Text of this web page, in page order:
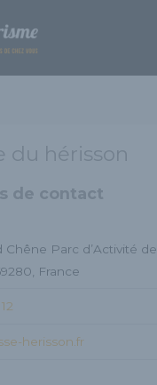
du hérisson
de contact
Chêne Parc d’Activité de
France
herisson.fr